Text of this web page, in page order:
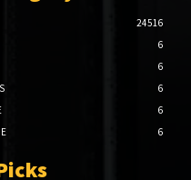
24516
6
6
6
6
6